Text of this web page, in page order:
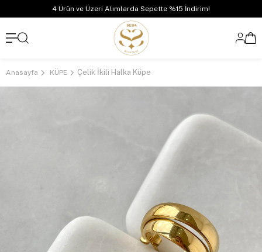
4 Ürün ve Üzeri Alımlarda Sepette %15 İndirim!
Anasayfa KÜPE Çelik İkili Halka Küpe